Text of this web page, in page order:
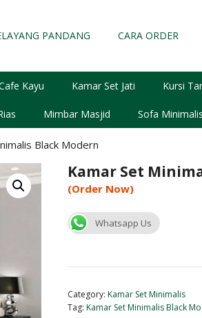
PANDANG CARA ORDER
Kayu Kamar Set Jati Kursi
Mimbar Masjid Sofa Minimalis
Black Modern
Kamar Set
(Order Now)
Whatsapp Us
Category: Kamar Set Minimalis
Tag: Kamar Set Minimalis Black